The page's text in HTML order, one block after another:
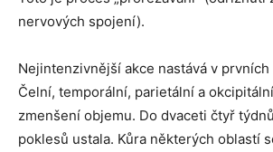
nervových spojení).
Nejintenzivnější akce nastává v
Čelní, temporální, parietální a
zmenšení objemu. Do dvaceti čtyř
poklesů ustala. Kůra některých oblastí